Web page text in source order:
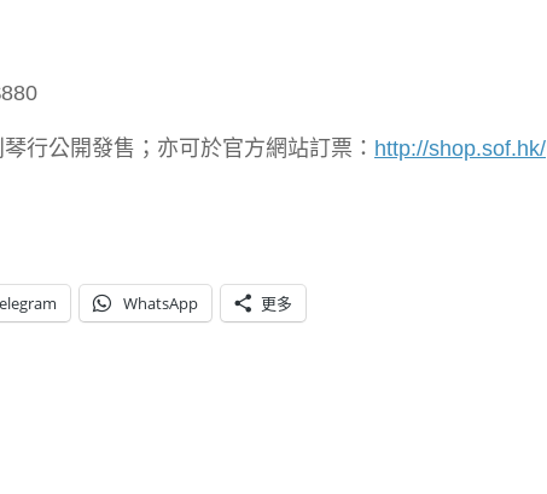
行公開發售；亦可於官方網站訂票： http://shop.sof.hk/
WhatsApp 更多